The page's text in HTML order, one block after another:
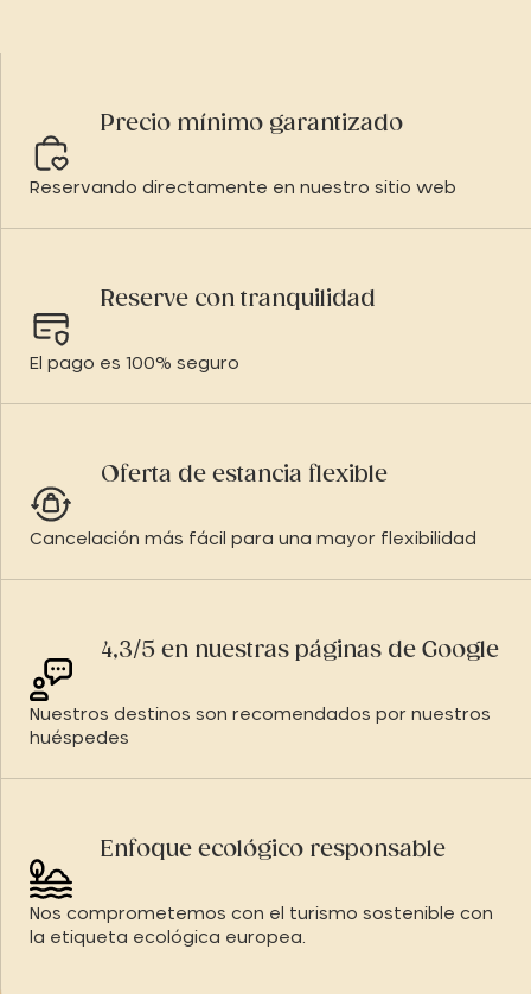
Precio mínimo garantizado
Reservando directamente en nuestro sitio web
Reserve con tranquilidad
El pago es 100% seguro
Oferta de estancia flexible
Cancelación más fácil para una mayor flexibilidad
4,3/5 en nuestras páginas de Google
Nuestros destinos son recomendados por nuestros
huéspedes
Enfoque ecológico responsable
Nos comprometemos con el turismo sostenible con
la etiqueta ecológica europea.